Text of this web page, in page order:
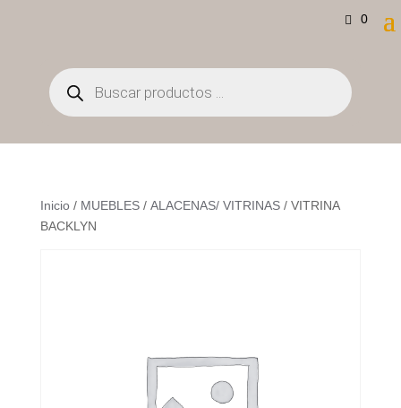
0
Búsqueda
de
productos
Inicio/ MUEBLES/ ALACENAS/ VITRINAS/ VITRINA
BACKLYN